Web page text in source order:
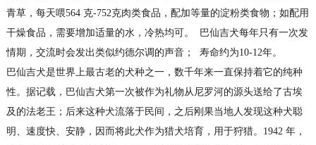
青草，每天喂564 克-752克肉类食品，配加等量的淀粉类食物；如配用
干燥食品，需要增加适量的水，冷热均可。
巴仙吉犬每年只有一次发
情期，交流时会发出类似约德尔调的声音；
寿命约为10-12年。
巴仙吉犬是世界上最古老的犬种之一，数千年来一直保持着它的纯种
性。据记载，巴仙吉犬第一次被作为礼物从尼罗河的源头送给了古埃
及的法老王；后来这种犬流落于民间，之后刚果当地人发现这种犬聪
明、速度快、安静，因而将此犬作为猎犬培育，用于狩猎。1942 年，